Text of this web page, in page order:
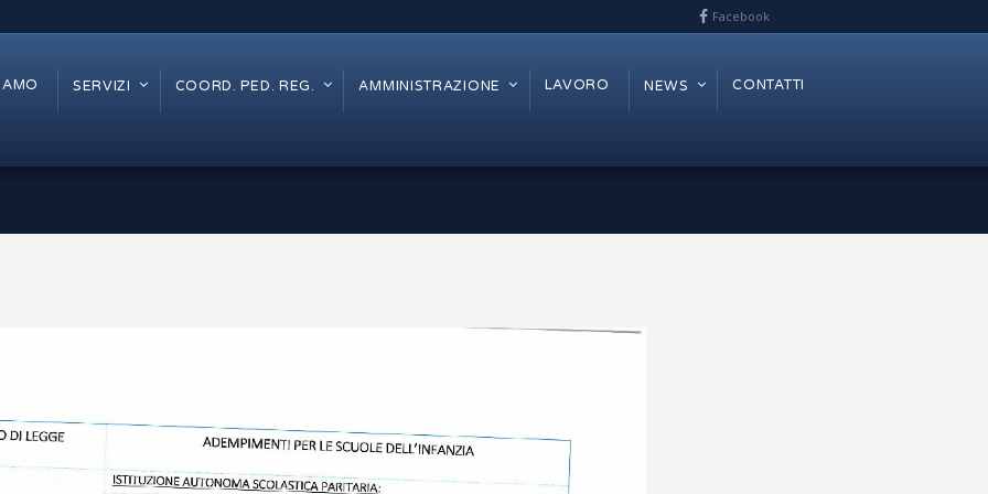
Facebook
SERVIZI COORD. PED. REG. AMMINISTRAZIONE LAVORO NEWS CONTATTI